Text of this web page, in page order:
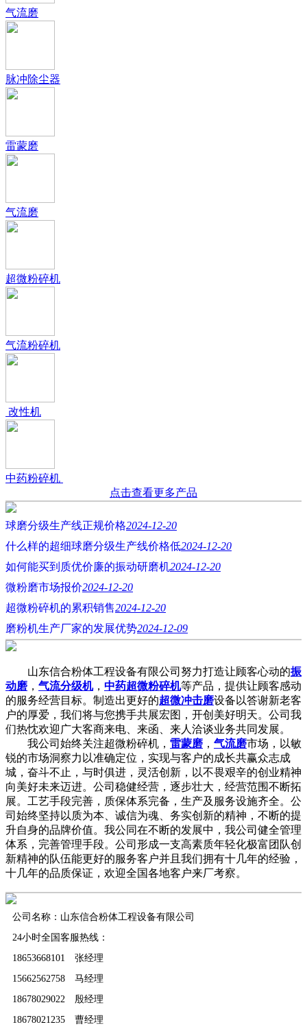
气流磨
脉冲除尘器
雷蒙磨
气流磨
超微粉碎机
气流粉碎机
改性机
中药粉碎机
点击查看更多产品
球磨分级生产线正规价格2024-12-20
什么样的超细球磨分级生产线价格低2024-12-20
如何能买到质优价廉的振动研磨机2024-12-20
微粉磨市场报价2024-12-20
超微粉碎机的累积销售2024-12-20
磨粉机生产厂家的发展优势2024-12-09
山东信合粉体工程设备有限公司努力打造让顾客心动的振
动磨 ， 气流分级机， 中药超微粉碎机等产品，提供让顾客感动
的服务经营目标。制造出更好的超微冲击磨设备以答谢新老客
户的厚爱，我们将与您携手共展宏图，开创美好明天。公司我
们热忱欢迎广大客商来电、来函、来人洽谈业务共同发展。
我公司始终关注超微粉碎机， 雷蒙磨 ， 气流磨市场，以敏
锐的市场洞察力以准确定位，实现与客户的成长共赢众志成
城，奋斗不止，与时俱进，灵活创新，以不畏艰辛的创业精神
向美好未来迈进。公司稳健经营，逐步壮大，经营范围不断拓
展。工艺手段完善，质保体系完备，生产及服务设施齐全。公
司始终坚持以质为本、诚信为魂、务实创新的精神，不断的提
升自身的品牌价值。我公同在不断的发展中，我公司健全管理
体系，完善管理手段。公司形成一支高素质年轻化极富团队创
新精神的队伍能更好的服务客户并且我们拥有十几年的经验，
十几年的品质保证，欢迎全国各地客户来厂考察。
公司名称：山东信合粉体工程设备有限公司
24小时全国客服热线：
18653668101 张经理
15662562758 马经理
18678029022 殷经理
18678021235 曹经理